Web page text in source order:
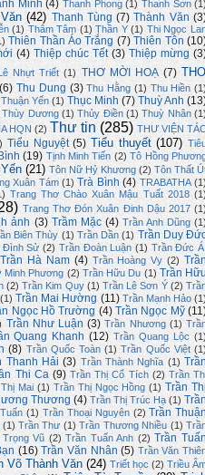
Minh (4) Thanh Phong (1) Thanh Sơn
(42) Thanh Tùng (7) Thành Văn
(1) Thâm Tâm (1) Thần Y (1) Thi Ngọc
Thiên Thần Áo Trắng (7) Thiên Tôn
(4) Thiệp chúc Tết (3) Thiệp mừng
Nhựt Triết (1) THƠ MỜI HOẠ (7)
(6) Thu Dung (3) Thu Hằng (1) Thu Hiền
Thuận Yến (1) Thục Minh (7) Thuỳ Anh
Thùy Dương (1) Thủy Điền (1) Thuỳ Nhân
HQN (2) Thư tin (285) THƯ VIỆN
Tiểu Nguyệt (5) Tiểu thuyết (107)
(19) Tịnh Minh Tiến (2) Tô Hồng
(21) Tôn Nữ Hỷ Khương (2) Tôn Thất
Xuân Tám (1) Trà Bình (4) TRABATHA
Trang Thơ Chào Xuân Mậu Tuất 2018
Trang Thơ Đón Xuân Đinh Dậu 2017
ảnh (3) Trầm Mặc (4) Trần Anh Dũng
Biên Thùy (1) Trần Dần (1) Trần Duy
Đình Sử (2) Trần Đoàn Luận (1) Trần Đức
Trần Hà Nam (4) Trần Hoàng Vy (2)
Minh Phương (2) Trần Hữu Du (1) Trần
(2) Trần Kim Quy (1) Trần Lê Sơn Ý (2)
(1) Trần Mai Hường (11) Trần Mạnh Hảo
Ngọc Hồ Trường (4) Trần Ngọc Mỹ
Trần Như Luận (3) Trần Nhương (1)
Quang Khanh (12) Trần Quang Lộc
(8) Trần Quốc Toàn (1) Trần Quốc Việt
Thanh Hải (3) Trần Thành Nghĩa (1)
Thi Ca (9) Trần Thị Cổ Tích (2) Trần
Mai (1) Trần Thị Ngọc Hồng (1) Trần
Thương (4) Trần Thị Trúc Hạ (1)
(1) Trần Thoại Nguyên (2) Trần
(1) Trần Thư (1) Trần Thương Nhiều (1)
Vũ (2) Trần Tuấn Anh (2) Trần
(16) Trần Văn Nhân (5) Trần Văn
Võ Thành Văn (24) Triết học (2) Triều